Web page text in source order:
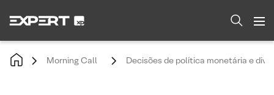
Morning Call Decisões de política monetária e